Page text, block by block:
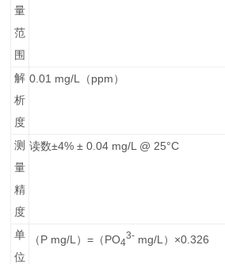
量
范
围
解
析
度
0.01 mg/L （ ppm ）
测
量
精
度
读数±4% ± 0.04 mg/L @ 25°C
单
位
（ P mg/L ）= （ PO4
3- mg/L ） ×0.326